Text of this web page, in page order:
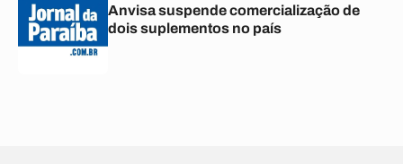
Anvisa suspende comercialização de
dois suplementos no país